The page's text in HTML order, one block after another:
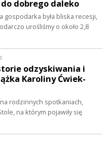
do dobrego daleko
gospodarka była bliska recesji,
urośliśmy o około 2,8
odzyskiwania i
Karoliny Ćwiek-
rodzinnych spotkaniach,
na którym pojawiły się